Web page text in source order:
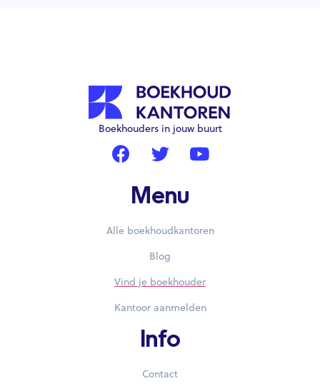
Boekhouders in jouw buurt
Menu
Alle boekhoudkantoren
Blog
Vind je boekhouder
Kantoor aanmelden
Info
Contact